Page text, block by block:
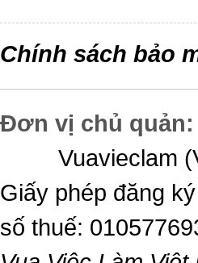
Chính sách bảo
Đơn vị chủ quản:
Vuavieclam
Giấy phép đăng
số thuế: